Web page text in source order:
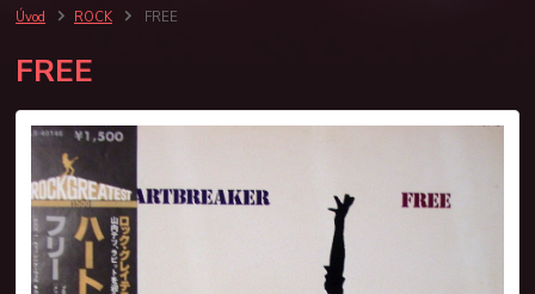
Úvod ROCK FREE
FREE